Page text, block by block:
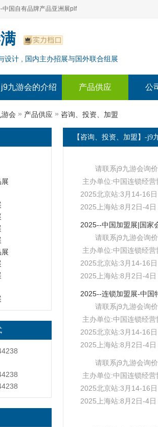
牌展--百货展|食品展 零售展|oem展
品牌产品亚洲展（plf）
牌展--2024上海oem 贴牌代加工展
中国自有品牌产品亚洲展plf
牌产品亚洲展（plf）
17届自有品牌展
设计 , 国内主办招展与国外联合组展
j9九游会的介绍 产品供应 公
游会 » 产品供应 » 咨询、投资、加盟
【咨询、投资、加盟】-j9
请联系j9九游会询价
主办单位:中国连锁经营
2025北京站:3月14-16
2025上海站:8月2日-4
请联系j9九游会询价
主办单位:中国连锁经营
2025北京站:3月14-16
2025上海站:8月2日-4
请联系j9九游会询价
主办单位:中国连锁经营
2025北京站:3月14-16
2025上海站:8月2日-4
请联系j9九游会询价
主办单位:中国连锁经营
2025北京站:3月14-16
2025上海站:8月2日-4